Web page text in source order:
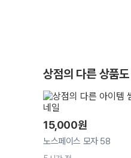
상점의 다른 상품
15,000원
노스페이스 모자 58